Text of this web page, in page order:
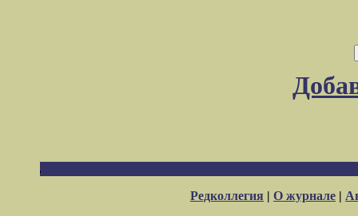
Редколлегия | О журнале |